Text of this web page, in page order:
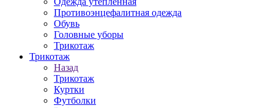
Противоэнцефалитная одежда
Обувь
Головные уборы
Трикотаж
Трикотаж
Назад
Трикотаж
Куртки
Футболки